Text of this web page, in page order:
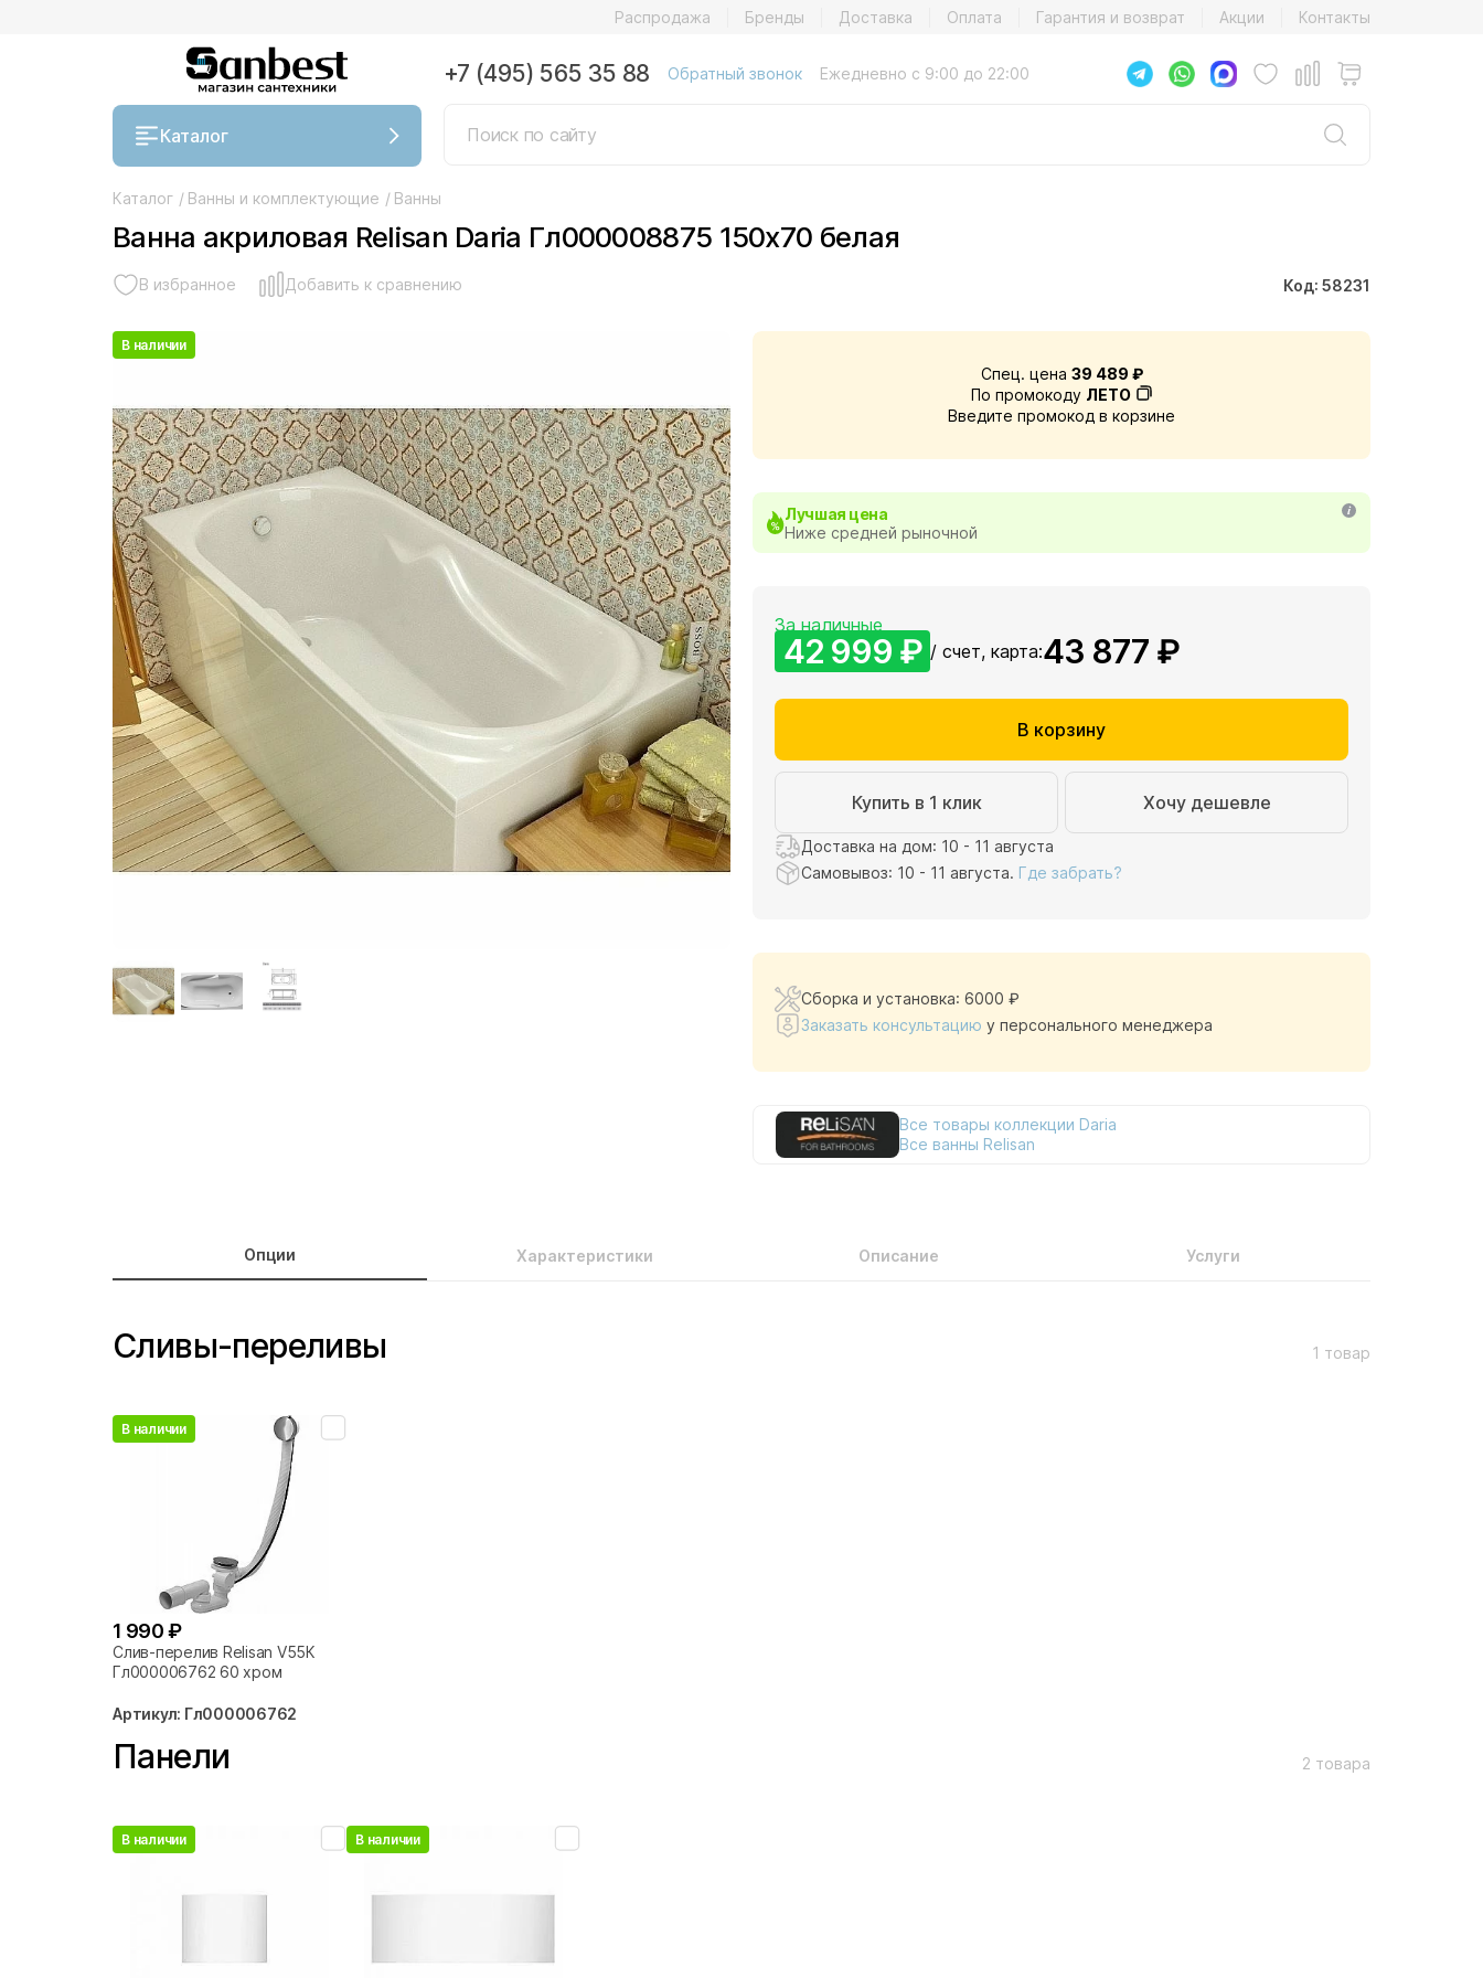
Распродажа Бренды Доставка Оплата Гарантия и возврат Акции Контакты
Каталог
+7 (495) 565 35 88 Обратный звонок Ежедневно с 9:00 до 22:00
Каталог / Ванны и комплектующие / Ванны
Ванна акриловая Relisan Daria Гл000008875 150x70 белая
В избранное Добавить к сравнению Код: 58231
В наличии
Спец. цена 39 489 ₽
По промокоду ЛЕТО
Введите промокод в корзине
Лучшая цена
Ниже средней рыночной
За наличные
42 999 ₽ / счет, карта:43 877 ₽
В корзину
Купить в 1 клик Хочу дешевле
Доставка на дом: 10 - 11 августа
Самовывоз: 10 - 11 августа. Где забрать?
Сборка и установка: 6000 ₽
Заказать консультацию у персонального менеджера
Все товары коллекции Daria
Все ванны Relisan
Опции Характеристики Описание Услуги
Сливы-переливы 1 товар
В наличии
1 990 ₽
Слив-перелив Relisan V55К
Гл000006762 60 хром
Артикул: Гл000006762
Панели 2 товара
В наличии В наличии